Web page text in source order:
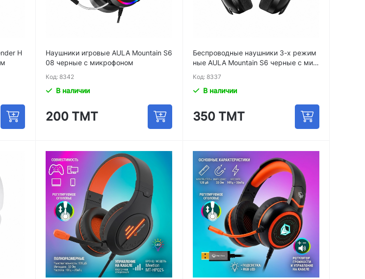
H
Наушники игровые AULA Mountain S6
08 черные с микрофоном
Код: 8342
В наличии
200 ТМТ
Беспроводные наушники 3-х режим
ные AULA Mountain S6 черные с мик
Код: 8337
В наличии
350 ТМТ